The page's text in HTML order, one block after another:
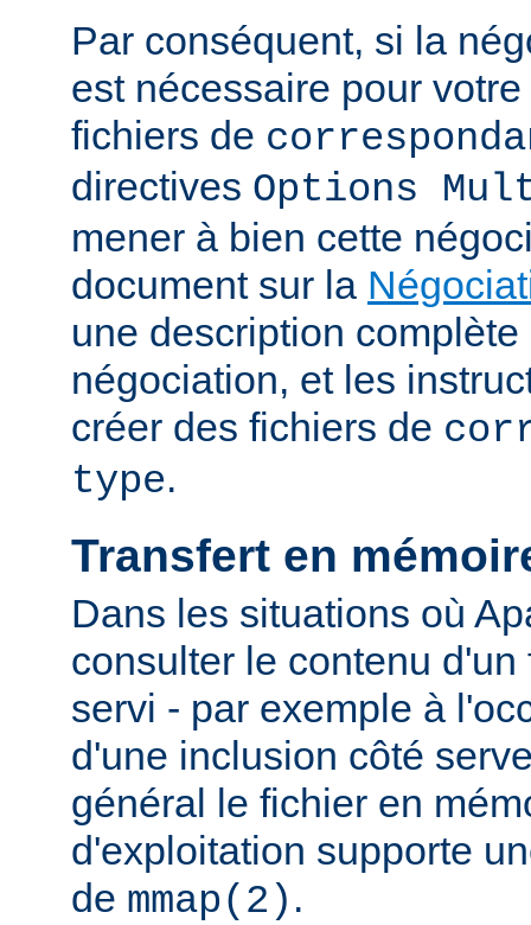
Par conséquent, si la
est nécessaire pour
fichiers de
directives Options
mener à bien cette
document sur la
une description
négociation, et les
créer des fichiers de
type.
Transfert en
Dans les situations où
consulter le contenu
servi - par exemple à
d'une inclusion côté
général le fichier en
d'exploitation supporte
de mmap(2) .